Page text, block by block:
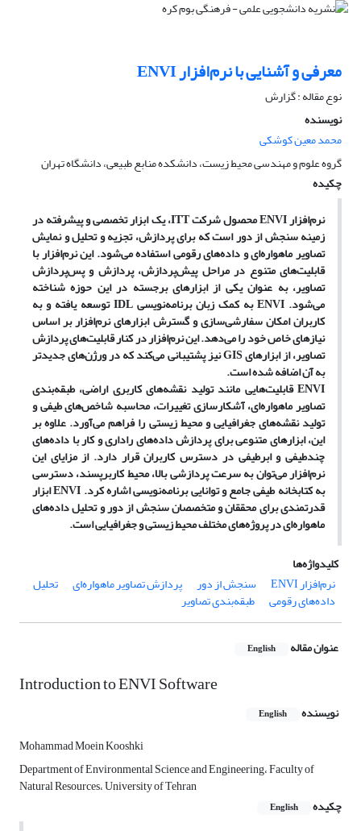
معرفی و آشنایی با نرم‌افزار ENVI
نوع مقاله : گزارش
نویسنده
محمد معین کوشکی
گروه علوم و مهندسی محیط زیست، دانشکده منابع طبیعی، دانشگاه تهران
چکیده
نرم‌افزار ENVI محصول شرکت ITT، یک ابزار تخصصی و پیشرفته در
زمینه سنجش از دور است که برای پردازش، تجزیه و تحلیل و نمایش
تصاویر ماهواره‌ای و داده‌های رقومی استفاده می‌شود. این نرم‌افزار با
قابلیت‌های متنوع در مراحل پیش‌پردازش، پردازش و پس‌پردازش
تصاویر، به عنوان یکی از ابزارهای برجسته در این حوزه شناخته
می‌شود. ENVI به کمک زبان برنامه‌نویسی IDL توسعه یافته و به
کاربران امکان سفارشی‌سازی و گسترش ابزارهای نرم‌افزار بر اساس
نیازهای خاص خود را می‌دهد. این نرم‌افزار در کنار قابلیت‌های پردازش
تصاویر، از ابزارهای GIS نیز پشتیبانی می‌کند که در ورژن‌های جدیدتر
به آن اضافه شده است.
ENVI قابلیت‌هایی مانند تولید نقشه‌های کاربری اراضی، طبقه‌بندی
تصاویر ماهواره‌ای، آشکارسازی تغییرات، محاسبه شاخص‌های طیفی و
تولید نقشه‌های جغرافیایی و محیط زیستی را فراهم می‌آورد. علاوه بر
این، ابزارهای متنوعی برای پردازش داده‌های راداری و کار با داده‌های
چندطیفی و ابرطیفی در دسترس کاربران قرار دارد. از مزایای این
نرم‌افزار می‌توان به سرعت پردازشی بالا، محیط کاربرپسند، دسترسی
به کتابخانه طیفی جامع و توانایی برنامه‌نویسی اشاره کرد. ENVI ابزار
قدرتمندی برای محققان و متخصصان سنجش از دور و تحلیل داده‌های
ماهواره‌ای در پروژه‌های مختلف محیط زیستی و جغرافیایی است.
کلیدواژه‌ها
نرم‌افزار ENVI
سنجش از دور پردازش تصاویر ماهواره‌ای تحلیل
داده‌های رقومی طبقه‌بندی تصاویر
عنوان مقاله English
Introduction to ENVI Software
نویسنده English
Mohammad Moein Kooshki
Department of Environmental Science and Engineering، Faculty of
Natural Resources، University of Tehran
چکیده
English